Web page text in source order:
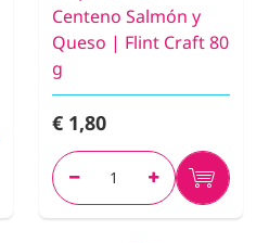
Centeno Salmón y
Queso | Flint Craft 80
g
€ 1,80